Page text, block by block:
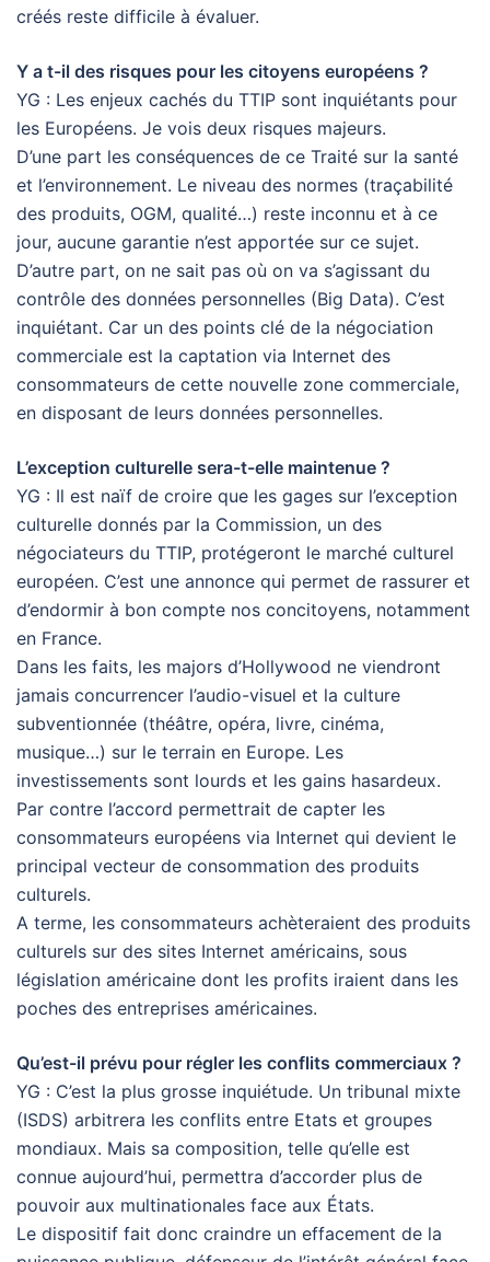
créés reste difficile à évaluer.
Y a t-il des risques pour les citoyens européens ?
YG : Les enjeux cachés du TTIP sont inquiétants pour
les Européens. Je vois deux risques majeurs.
D’une part les conséquences de ce Traité sur la santé
et l’environnement. Le niveau des normes (traçabilité
des produits, OGM, qualité…) reste inconnu et à ce
jour, aucune garantie n’est apportée sur ce sujet.
D’autre part, on ne sait pas où on va s’agissant du
contrôle des données personnelles (Big Data). C’est
inquiétant. Car un des points clé de la négociation
commerciale est la captation via Internet des
consommateurs de cette nouvelle zone commerciale,
en disposant de leurs données personnelles.
L’exception culturelle sera-t-elle maintenue ?
YG : Il est naïf de croire que les gages sur l’exception
culturelle donnés par la Commission, un des
négociateurs du TTIP, protégeront le marché culturel
européen. C’est une annonce qui permet de rassurer et
d’endormir à bon compte nos concitoyens, notamment
en France.
Dans les faits, les majors d’Hollywood ne viendront
jamais concurrencer l’audio-visuel et la culture
subventionnée (théâtre, opéra, livre, cinéma,
musique…) sur le terrain en Europe. Les
investissements sont lourds et les gains hasardeux.
Par contre l’accord permettrait de capter les
consommateurs européens via Internet qui devient le
principal vecteur de consommation des produits
culturels.
A terme, les consommateurs achèteraient des produits
culturels sur des sites Internet américains, sous
législation américaine dont les profits iraient dans les
poches des entreprises américaines.
Qu’est-il prévu pour régler les conflits commerciaux ?
YG : C’est la plus grosse inquiétude. Un tribunal mixte
(ISDS) arbitrera les conflits entre Etats et groupes
mondiaux. Mais sa composition, telle qu’elle est
connue aujourd’hui, permettra d’accorder plus de
pouvoir aux multinationales face aux États.
Le dispositif fait donc craindre un effacement de la